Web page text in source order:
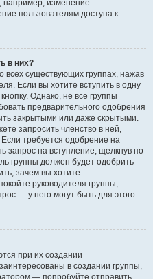
например, изменение
пользователям доступа к
в них?
существующих группах, нажав
Если вы хотите вступить в одну
Однако, не все группы
предварительного одобрения
закрытыми или даже скрытыми.
запросить членство в ней,
требуется одобрение на
запрос на вступление, щелкнув по
группы должен будет одобрить
зачем вы хотите
руководителя группы,
— у него могут быть для этого
при их создании
в создании группы,
— попробуйте отправить